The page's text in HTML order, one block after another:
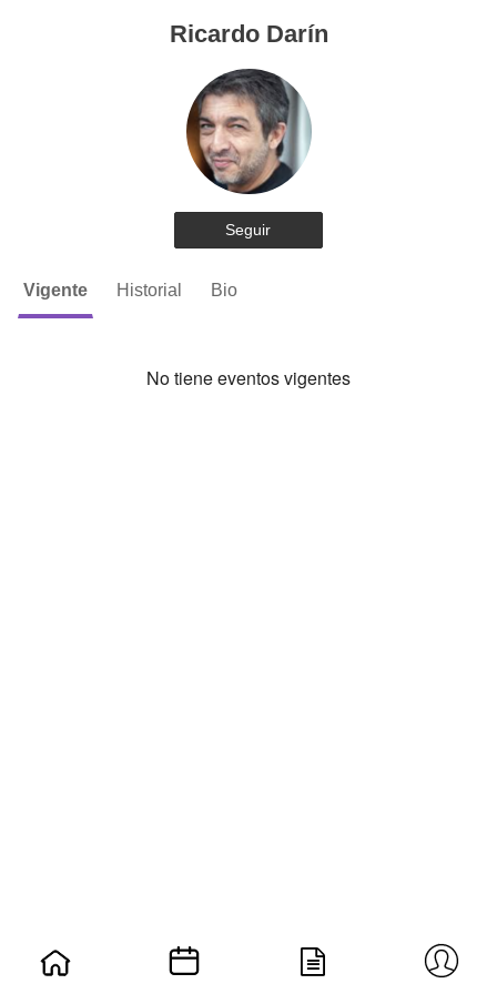
Ricardo Darín
Seguir
Vigente Historial Bio
No tiene eventos vigentes